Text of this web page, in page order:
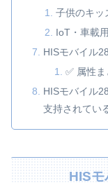
子供のキッ
IoT・車載
HISモバイル
✅ 属性ま
HISモバイル
支持されてい
HIS